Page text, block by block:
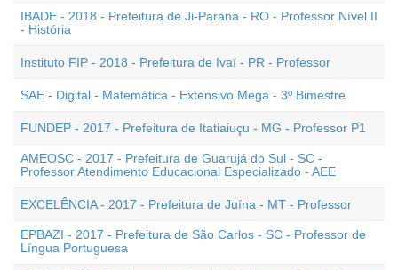
IBADE - 2018 - Prefeitura de Ji-Paraná - RO - Professor Nível II
- História
Instituto FIP - 2018 - Prefeitura de Ivaí - PR - Professor
SAE - Digital - Matemática - Extensivo Mega - 3º Bimestre
FUNDEP - 2017 - Prefeitura de Itatiaiuçu - MG - Professor P1
AMEOSC - 2017 - Prefeitura de Guarujá do Sul - SC -
Professor Atendimento Educacional Especializado - AEE
EXCELÊNCIA - 2017 - Prefeitura de Juína - MT - Professor
EPBAZI - 2017 - Prefeitura de São Carlos - SC - Professor de
Língua Portuguesa